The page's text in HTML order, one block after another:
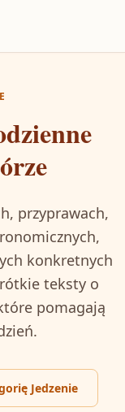
przyprawach,
konkretnych
teksty o
pomagają
Jedzenie